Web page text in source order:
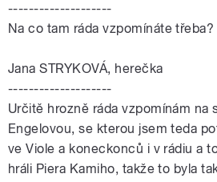
--------------------
Na co tam ráda vzpomínáte
Jana STRYKOVÁ, herečka
--------------------
Určitě hrozně ráda vzpomínám na
Engelovou, se kterou jsem teda
ve Viole a koneckonců i v rádiu a
hráli Piera Kamiho, takže to byla